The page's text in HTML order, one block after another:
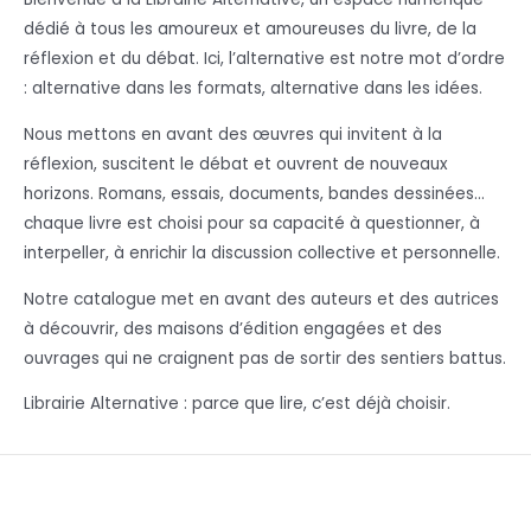
dédié à tous les amoureux et amoureuses du livre, de la
réflexion et du débat. Ici, l’alternative est notre mot d’ordre
: alternative dans les formats, alternative dans les idées.
Nous mettons en avant des œuvres qui invitent à la
réflexion, suscitent le débat et ouvrent de nouveaux
horizons. Romans, essais, documents, bandes dessinées…
chaque livre est choisi pour sa capacité à questionner, à
interpeller, à enrichir la discussion collective et personnelle.
Notre catalogue met en avant des auteurs et des autrices
à découvrir, des maisons d’édition engagées et des
ouvrages qui ne craignent pas de sortir des sentiers battus.
Librairie Alternative : parce que lire, c’est déjà choisir.